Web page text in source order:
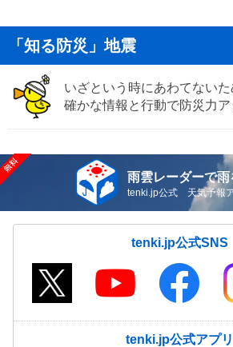
「知る防災」地震
いざという時にあわてないた
確かな情報と行動で防災力
雨雲レーダーで雨
tenki.jp公式 天気予報
tenki.jp公式SNS
tenki.jp公式アプリ